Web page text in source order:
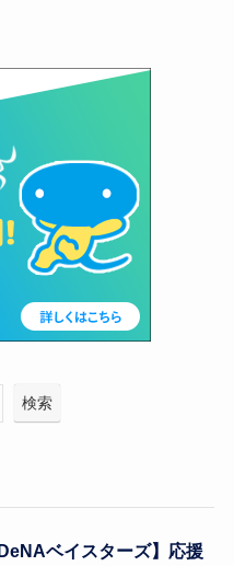
検索
DeNAベイスターズ】応援